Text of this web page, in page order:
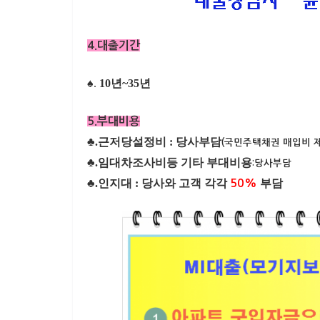
4.대출기간
♠. 10년~35년
5.부대비용
♣.근저당설정비 : 당사부담(국민주택채권 매입비
♣.임대차조사비등 기타 부대비용:당사부담
♣.인지대 : 당사와 고객 각각 50% 부담